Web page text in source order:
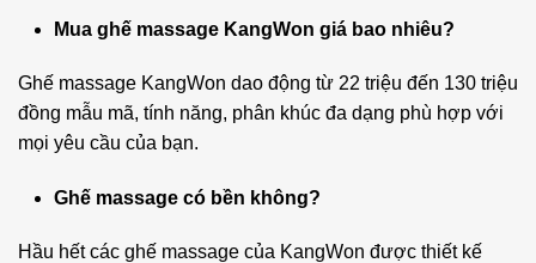
Mua ghế massage KangWon giá bao nhiêu?
Ghế massage KangWon dao động từ 22 triệu đến 130 triệu
đồng mẫu mã, tính năng, phân khúc đa dạng phù hợp với
mọi yêu cầu của bạn.
Ghế massage có bền không?
Hầu hết các ghế massage của KangWon được thiết kế